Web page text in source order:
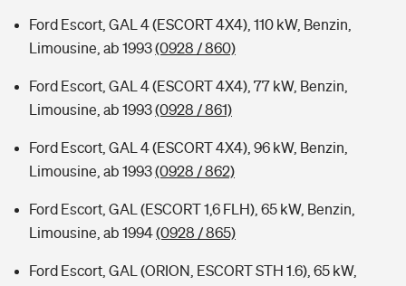
Ford Escort, GAL 4 (ESCORT 4X4), 110 kW, Benzin,
Limousine, ab 1993(0928 / 860)
Ford Escort, GAL 4 (ESCORT 4X4), 77 kW, Benzin,
Limousine, ab 1993(0928 / 861)
Ford Escort, GAL 4 (ESCORT 4X4), 96 kW, Benzin,
Limousine, ab 1993(0928 / 862)
Ford Escort, GAL (ESCORT 1,6 FLH), 65 kW, Benzin,
Limousine, ab 1994(0928 / 865)
Ford Escort, GAL (ORION, ESCORT STH 1.6), 65 kW,